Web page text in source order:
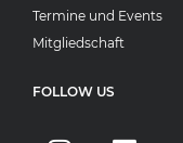
Termine und Events
Mitgliedschaft
FOLLOW US